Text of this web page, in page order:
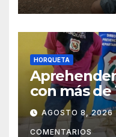
HORQUETA
con más de
supuesta
Horqueta
AGOSTO 8, 2026
COMENTARIOS